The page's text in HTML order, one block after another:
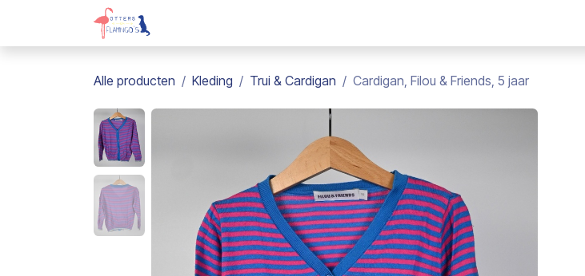
Overslaan naar inhoud
Alle producten Kleding Trui & Cardigan Cardigan, Filou & Friends, 5 jaar